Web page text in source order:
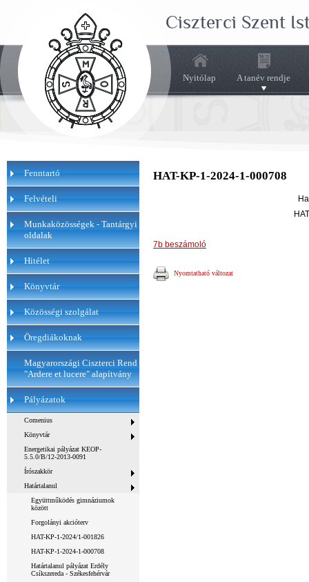
Ciszterci Szent
Nyitólap A tanév rendje
Fenntartó
Felvételi
Munkaközösségek - Tantárgyi
oldalak
Hitélet
Könyvtár
Közösségi szolgálat
Öregdiákoknak
Magyarországi Ciszterci Rend
"Ardere et lucere" alapítvány
Pályázatok
Comenius
Könyvtár
Energetikai pályázat KEOP-
5.5.0/B/12-2013-0091
Írószakkör
Határtalanul
Együttműködés gimnáziumok
között
Forgolányi akcióterv
HAT-KP-1-2024/1-001826
HAT-KP-1-2024-1-000708
Határtalanul pályázat Erdély
Csíkszereda - Székesfehérvár
HAT-KP-1-2024-1-000708
7b beszámoló
Nyomtatható változat